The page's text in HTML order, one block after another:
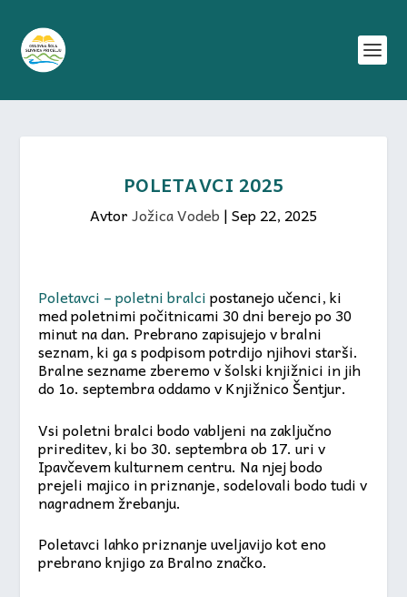
POLETAVCI 2025
AvtorJožica Vodeb |Sep 22, 2025
Poletavci – poletni bralcipostanejo učenci, ki
med poletnimi počitnicami 30 dni berejo po 30
minut na dan. Prebrano zapisujejo v bralni
seznam, ki ga s podpisom potrdijo njihovi starši.
Bralne sezname zberemo v šolski knjižnici in jih
do 1o. septembra oddamo v Knjižnico Šentjur.
Vsi poletni bralci bodo vabljeni na zaključno
prireditev, ki bo 30. septembra ob 17. uri v
Ipavčevem kulturnem centru. Na njej bodo
prejeli majico in priznanje, sodelovali bodo tudi v
nagradnem žrebanju.
Poletavci lahko priznanje uveljavijo kot eno
prebrano knjigo za Bralno značko.